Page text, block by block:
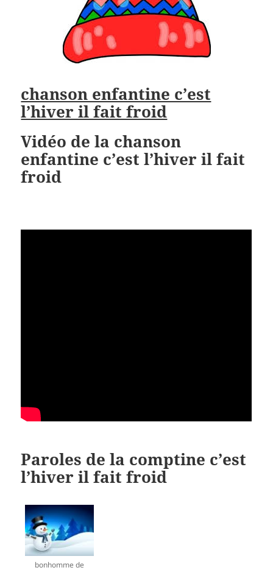
chanson enfantine c’est
l’hiver il fait froid
Vidéo de la chanson
enfantine c’est l’hiver il fait
froid
Paroles de la comptine c’est
l’hiver il fait froid
bonhomme de